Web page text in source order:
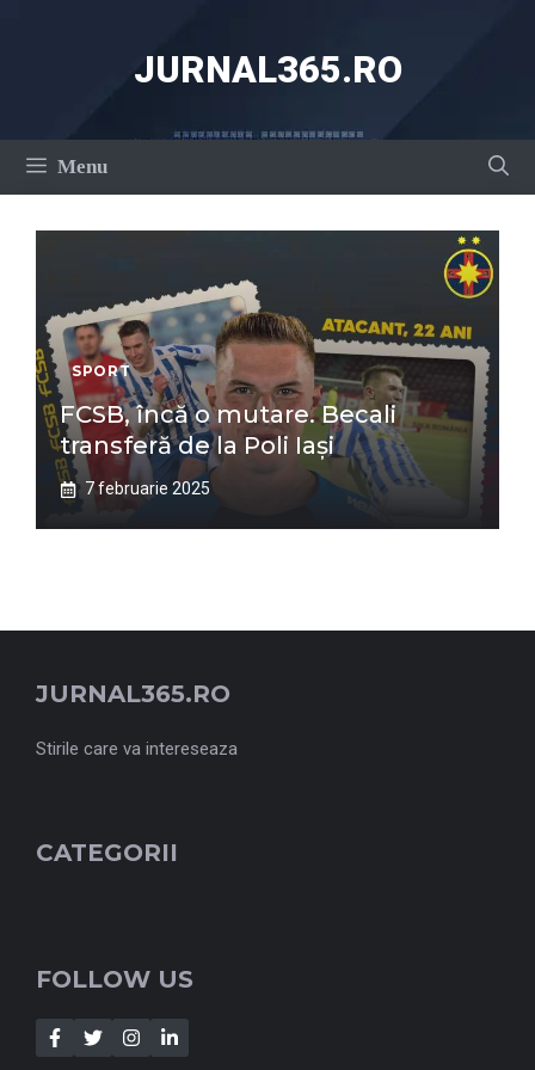
JURNAL365.RO
Menu
SPORT
FCSB, încă o mutare. Becali
transferă de la Poli Iași
7 februarie 2025
JURNAL365.RO
Stirile care va intereseaza
CATEGORII
FOLLOW US